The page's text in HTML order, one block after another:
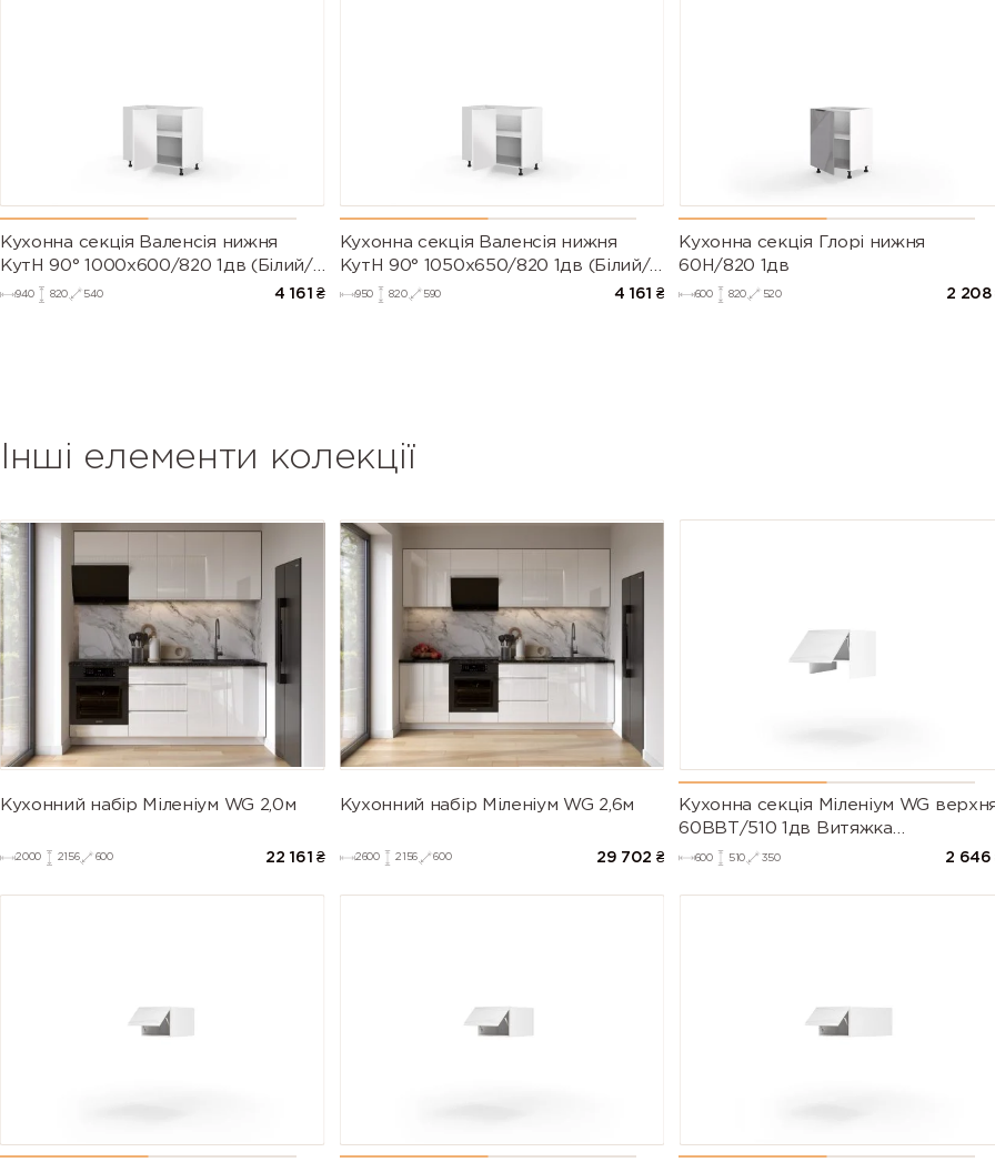
Кухонна секція Валенсія нижня
КутН 90° 1000х600/820 1дв (Білий/
Напівмат Білий 9003)
940 820 540 4 161 ₴
Кухонна секція Валенсія нижня
КутН 90° 1050х650/820 1дв (Білий/
Напівмат Білий 9003)
950 820 590 4 161 ₴
Кухонна секція Глорі нижня
60Н/820 1дв
600 820 520 2 208
Інші елементи колекції
Кухонний набір Міленіум WG 2,0м
2000 2156 600 22 161 ₴
Кухонний набір Міленіум WG 2,6м
2600 2156 600 29 702 ₴
Кухонна секція Міленіум WG
60ВВТ/510 1дв Витяжка
Телескоп(Білий/Глянець Білий)
600 510 350 2 646